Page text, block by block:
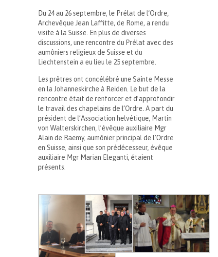
Du 24 au 26 septembre, le Prélat de l’Ordre,
Archevêque Jean Laffitte, de Rome, a rendu
visite à la Suisse. En plus de diverses
discussions, une rencontre du Prélat avec des
aumôniers religieux de Suisse et du
Liechtenstein a eu lieu le 25 septembre.
Les prêtres ont concélébré une Sainte Messe
en la Johanneskirche à Reiden. Le but de la
rencontre était de renforcer et d’approfondir
le travail des chapelains de l’Ordre. A part du
président de l’Association helvétique, Martin
von Walterskirchen, l’évêque auxiliaire Mgr
Alain de Raemy, aumônier principal de l’Ordre
en Suisse, ainsi que son prédécesseur, évêque
auxiliaire Mgr Marian Eleganti, étaient
présents.